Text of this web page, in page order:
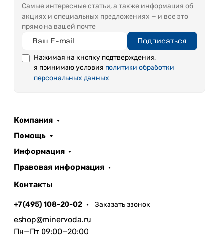
Самые интересные статьи, а также информация об
акциях и специальных предложениях — и все это
прямо на вашей почте
Подписаться
Нажимая на кнопку подтверждения,
я принимаю условия политики обработки
персональных данных
Компания
Помощь
Информация
Правовая информация
Контакты
+7 (495) 108-20-02 Заказать звонок
eshop@minervoda.ru
Пн—Пт 09:00—20:00